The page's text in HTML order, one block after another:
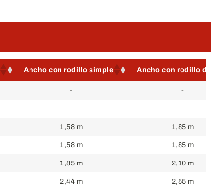
Ancho con rodillo simple Ancho con rodillo
- -
- -
1,58 m 1,85 m
1,58 m 1,85 m
1,85 m 2,10 m
2,44 m 2,55 m